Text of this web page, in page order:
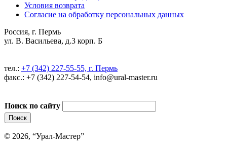
Условия возврата
Согласие на обработку персональных данных
Россия, г. Пермь
ул. В. Васильева, д.3 корп. Б
тел.: +7 (342) 227-55-55, г. Пермь
факс.: +7 (342) 227-54-54, info@ural-master.ru
Поиск по сайту
© 2026, “Урал-Мастер”